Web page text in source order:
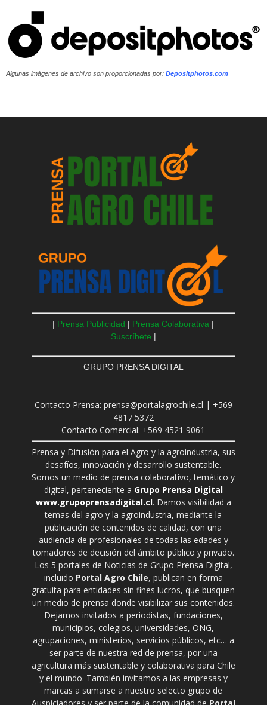
Algunas imágenes de archivo son proporcionadas por: Depositphotos.com
| Prensa Publicidad | Prensa Colaborativa |
Suscríbete |
GRUPO PRENSA DIGITAL
Contacto Prensa: prensa@portalagrochile.cl | +569
4817 5372
Contacto Comercial: +569 4521 9061
Prensa y Difusión para el Agro y la agroindustria, sus
desafíos, innovación y desarrollo sustentable.
Somos un medio de prensa colaborativo, temático y
digital, perteneciente a Grupo Prensa Digital
www.grupoprensadigital.cl. Damos visibilidad a
temas del agro y la agroindustria, mediante la
publicación de contenidos de calidad, con una
audiencia de profesionales de todas las edades y
tomadores de decisión del ámbito público y privado.
Los 5 portales de Noticias de Grupo Prensa Digital,
incluido Portal Agro Chile, publican en forma
gratuita para entidades sin fines lucros, que busquen
un medio de prensa donde visibilizar sus contenidos.
Dejamos invitados a periodistas, fundaciones,
municipios, colegios, universidades, ONG,
agrupaciones, ministerios, servicios públicos, etc… a
ser parte de nuestra red de prensa, por una
agricultura más sustentable y colaborativa para Chile
y el mundo. También invitamos a las empresas y
marcas a sumarse a nuestro selecto grupo de